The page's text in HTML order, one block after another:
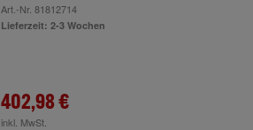
Art.-Nr. 81812714
Lieferzeit: 2-3 Wochen
402,98 €
inkl. MwSt.